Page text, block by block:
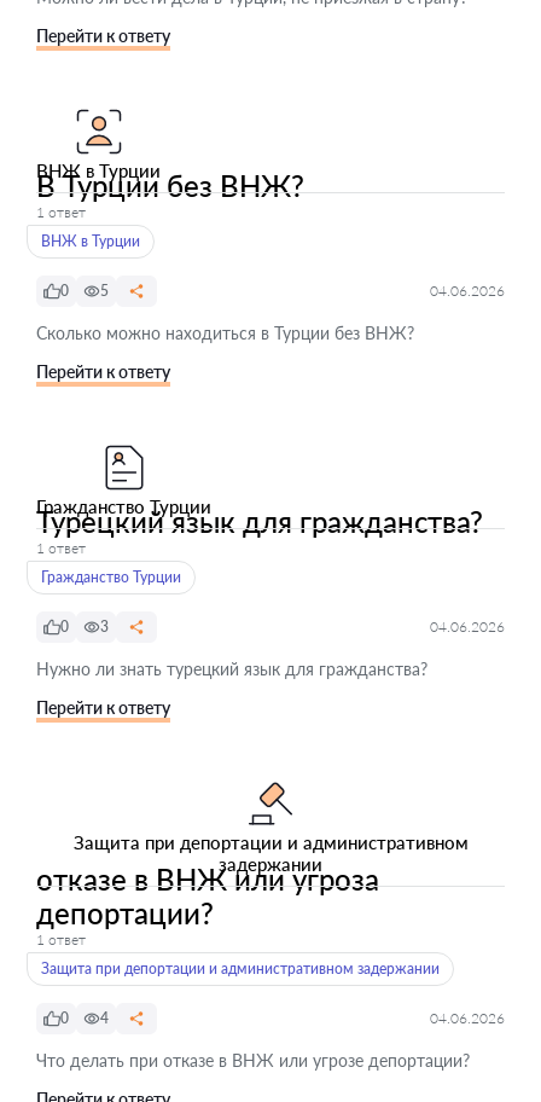
Перейти к ответу
ВНЖ в Турции
В Турции без ВНЖ?
1 ответ
ВНЖ в Турции
0 5 04.06.2026
Сколько можно находиться в Турции без ВНЖ?
Перейти к ответу
Гражданство Турции
Турецкий язык для гражданства?
1 ответ
Гражданство Турции
0 3 04.06.2026
Нужно ли знать турецкий язык для гражданства?
Перейти к ответу
Защита при депортации и административном
задержании
отказе в ВНЖ или угроза
депортации?
1 ответ
Защита при депортации и административном задержании
0 4 04.06.2026
Что делать при отказе в ВНЖ или угрозе депортации?